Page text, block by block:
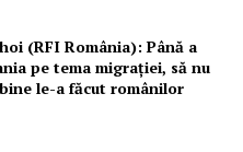
(RFI România): Până a
pe tema migrației, să nu
le-a făcut românilor